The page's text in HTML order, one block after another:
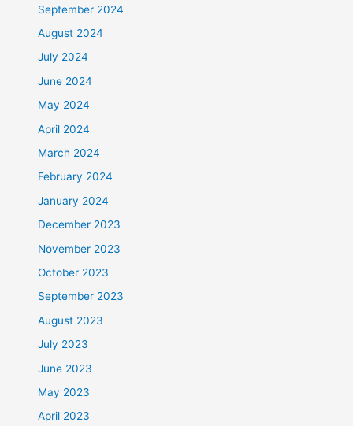
September 2024
August 2024
July 2024
June 2024
May 2024
April 2024
March 2024
February 2024
January 2024
December 2023
November 2023
October 2023
September 2023
August 2023
July 2023
June 2023
May 2023
April 2023